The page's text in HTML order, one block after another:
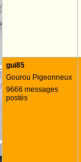
gui85
Gourou Pigeonneux
9666 messages
postés